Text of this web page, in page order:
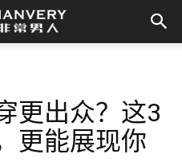
更出众？这3
更能展现你